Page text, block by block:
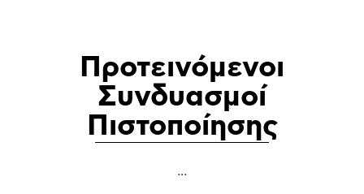
Προτεινόμενοι
Συνδυασμοί
Πιστοποίησης
...